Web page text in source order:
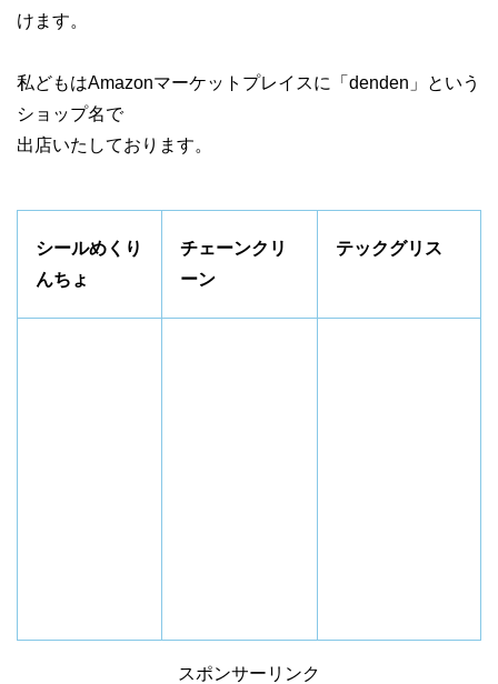
けます。
私どもはAmazonマーケットプレイスに「denden」という
ショップ名で
出店いたしております。
シールめくり
んちょ
チェーンクリ
ーン
テックグリス
スポンサーリンク